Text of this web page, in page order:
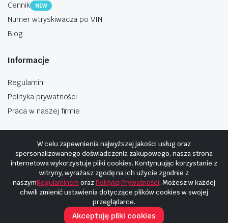
Cennik
NEW
Numer wtryskiwacza po VIN
Blog
Informacje
Regulamin
Polityka prywatności
Praca w naszej firmie
Copyright © 2025 Hosting i budowa Cyberplaneta.pl
W celu zapewnienia najwyższej jakości usług oraz
spersonalizowanego doświadczenia zakupowego, nasza strona
internetowa wykorzystuje pliki cookies. Kontynuując korzystanie z
witryny, wyrażasz zgodę na ich użycie zgodnie z
naszymRegulaminem orazPolityką Prywatności. Możesz w każdej
chwili zmienić ustawienia dotyczące plików cookies w swojej
przeglądarce.
Akceptuję pliki cookies